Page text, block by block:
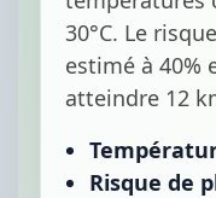
30°C. Le
estimé à 40%
atteindre 12
Risque de